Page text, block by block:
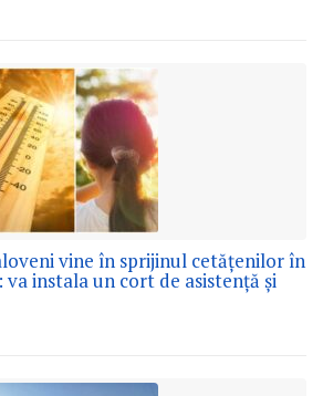
vine în sprijinul cetățenilor în
instala un cort de asistență și